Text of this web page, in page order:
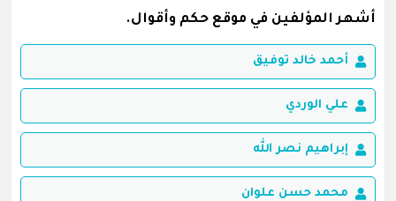
أشهر المؤلفين في موقع حكم وأقوال.
أحمد خالد توفيق
علي الوردي
إبراهيم نصر الله
محمد حسن علوان